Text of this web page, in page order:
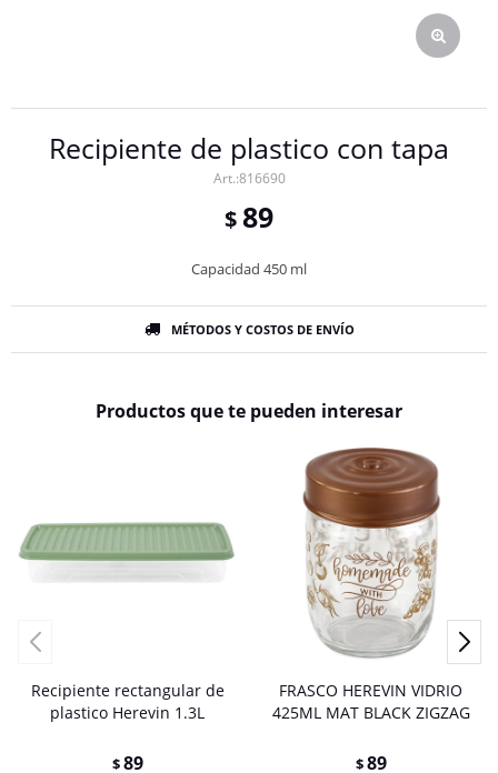
Recipiente de plastico con tapa
816690
$ 89
Capacidad 450 ml
MÉTODOS Y COSTOS DE ENVÍO
Productos que te pueden interesar
Recipiente rectangular de
plastico Herevin 1.3L
$89
FRASCO HEREVIN VIDRIO
425ML MAT BLACK ZIGZAG
$89